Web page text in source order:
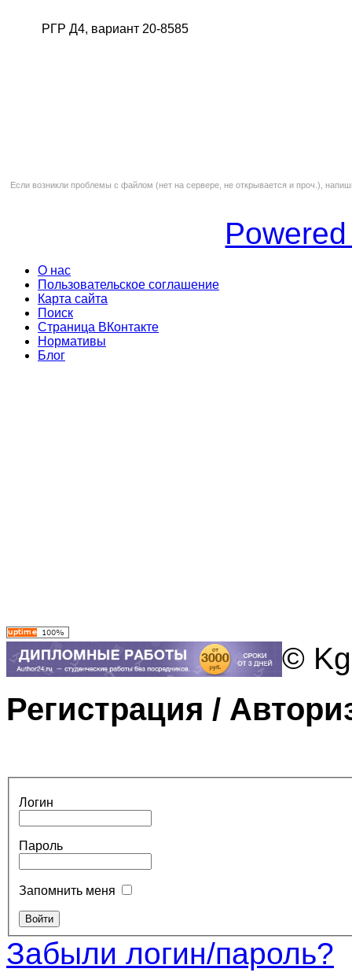
РГР Д4, вариант 20-8585
Если возникли проблемы с файлом (нет на сервере, не открывается и проч.),
О нас
Пользовательское соглашение
Карта сайта
Поиск
Страница ВКонтакте
Нормативы
Блог
©
Регистрация /
Логин
Пароль
Запомнить меня
Забыли логин/пароль?